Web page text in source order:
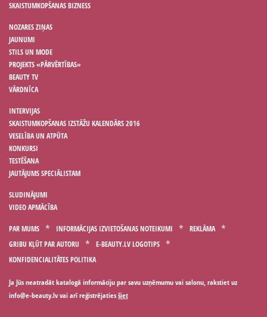
SKAISTUMKOPŠANAS BIZNESS
NOZARES ZIŅAS
JAUNUMI
STILS UN MODE
PROJEKTS «PĀRVĒRTĪBAS»
BEAUTY TV
VĀRDNĪCA
INTERVIJAS
SKAISTUMKOPŠANAS IZSTĀŽU KALENDĀRS 2016
VESELĪBA UN ATPŪTA
KONKURSI
TESTĒŠANA
JAUTĀJUMS SPECIĀLISTAM
SLUDINĀJUMI
VIDEO APMĀCĪBA
PAR MUMS INFORMĀCIJAS IZVIETOŠANAS NOTEIKUMI
REKLĀMA
GRIBU KĻŪT PAR AUTORU
E-BEAUTY.LV LOGOTIPS
KONFIDENCIALITĀTES POLITIKA
Ja Jūs neatradāt katalogā informāciju par savu uzņēmumu vai salonu, rakstiet uz
vai arī reģistrējatiesšiet